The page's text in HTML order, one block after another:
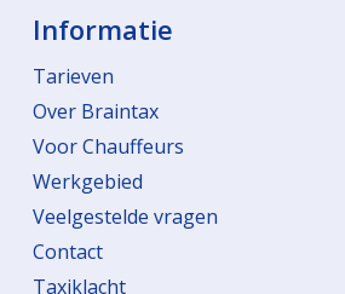
Informatie
Tarieven
Over Braintax
Voor Chauffeurs
Werkgebied
Veelgestelde vragen
Contact
Taxiklacht